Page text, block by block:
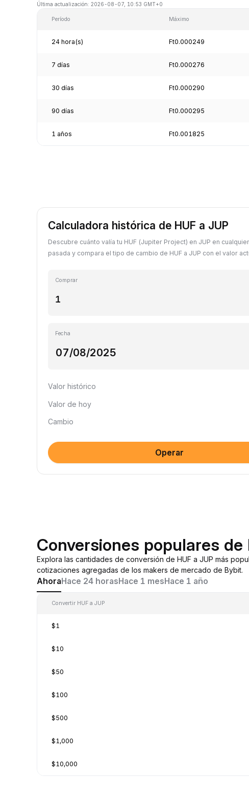
Última actualización: 2026-08-07, 10:53 GMT+0
Período Máximo
24 hora(s) Ft0.000249
7 días Ft0.000276
30 días Ft0.000290
90 días Ft0.000295
1 años Ft0.001825
Calculadora histórica de HUF a JUP
Descubre cuánto valía tu HUF (Jupiter Project) en JUP en
pasada y compara el tipo de cambio de HUF a JUP con el valor
Comprar
Fecha
Valor histórico
Valor de hoy
Cambio
Operar
Conversiones populares de
Explora las cantidades de conversión de HUF a JUP más
cotizaciones agregadas de los makers de mercado de Bybit.
AhoraHace 24 horasHace 1 mesHace 1 año
Convertir HUF a JUP
$1
$10
$50
$100
$500
$1,000
$10,000